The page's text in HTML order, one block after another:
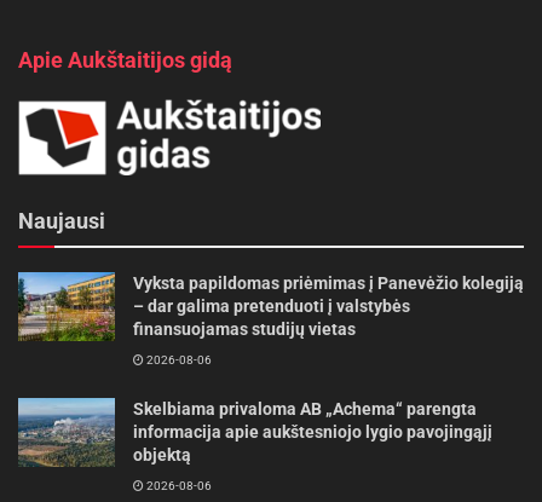
Apie Aukštaitijos gidą
Naujausi
Vyksta papildomas priėmimas į Panevėžio kolegiją
– dar galima pretenduoti į valstybės
finansuojamas studijų vietas
2026-08-06
Skelbiama privaloma AB „Achema“ parengta
informacija apie aukštesniojo lygio pavojingąjį
objektą
2026-08-06